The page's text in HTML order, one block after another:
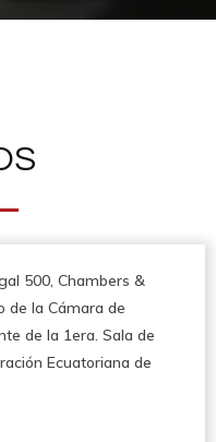
500, Chambers &
de la Cámara de
de la 1era. Sala de
Ecuatoriana de